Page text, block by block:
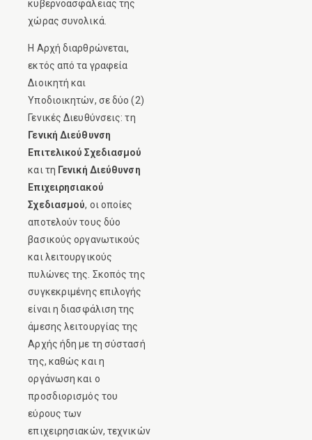
κυβερνοασφάλειας της
χώρας συνολικά.
Η Αρχή διαρθρώνεται,
εκτός από τα γραφεία
Διοικητή και
Υποδιοικητών, σε δύο (2)
Γενικές Διευθύνσεις: τη
Γενική Διεύθυνση
Επιτελικού Σχεδιασμού
και τη Γενική Διεύθυνση
Επιχειρησιακού
Σχεδιασμού, οι οποίες
αποτελούν τους δύο
βασικούς οργανωτικούς
και λειτουργικούς
πυλώνες της. Σκοπός της
συγκεκριμένης επιλογής
είναι η διασφάλιση της
άμεσης λειτουργίας της
Αρχής ήδη με τη σύστασή
της, καθώς και η
οργάνωση και ο
προσδιορισμός του
εύρους των
επιχειρησιακών, τεχνικών